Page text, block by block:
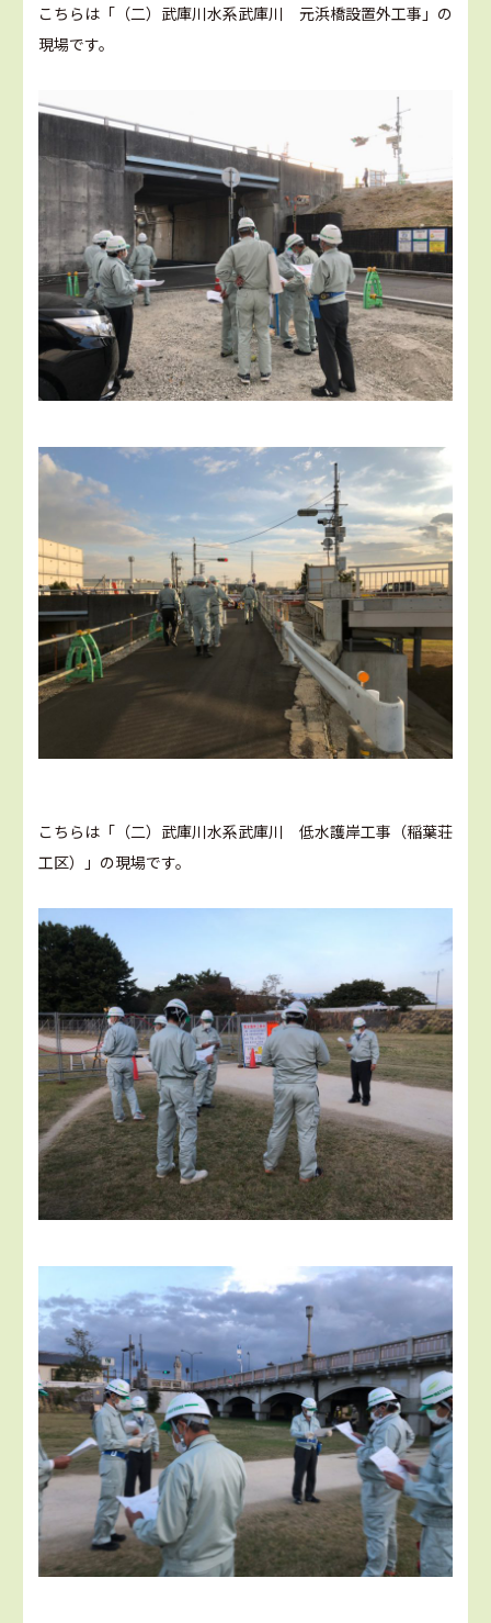
こちらは「（二）武庫川水系武庫川 元浜橋設置外工事」の
現場です。
こちらは「（二）武庫川水系武庫川 低水護岸工事（稲葉荘
工区）」の現場です。